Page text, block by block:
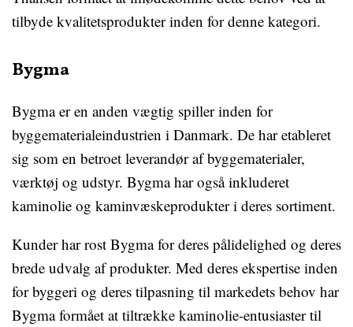
tilbyde kvalitetsprodukter inden for denne kategori.
Bygma
Bygma er en anden vægtig spiller inden for
byggematerialeindustrien i Danmark. De har etableret
sig som en betroet leverandør af byggematerialer,
værktøj og udstyr. Bygma har også inkluderet
kaminolie og kaminvæskeprodukter i deres sortiment.
Kunder har rost Bygma for deres pålidelighed og deres
brede udvalg af produkter. Med deres ekspertise inden
for byggeri og deres tilpasning til markedets behov har
Bygma formået at tiltrække kaminolie-entusiaster til